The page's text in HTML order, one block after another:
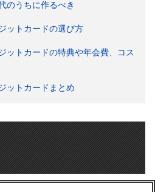
のうちに作るべき
ットカードの選び方
ットカードの特典や年会費、コス
ットカードまとめ